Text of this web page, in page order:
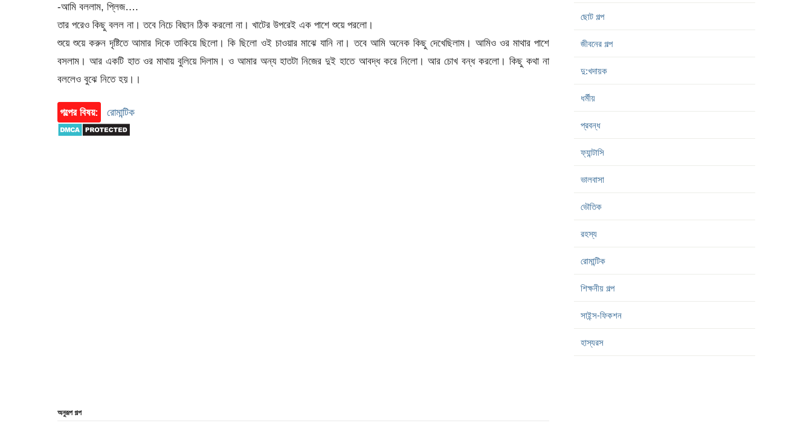
-আমি বললাম, প্লিজ….
তার পরেও কিছু বলল না। তবে নিচে বিছান ঠিক করলো না। খাটের উপরেই এক পাশে শুয়ে পরলো।
শুয়ে শুয়ে করুন দৃষ্টিতে আমার দিকে তাকিয়ে ছিলো। কি ছিলো ওই চাওয়ার মাঝে যানি না। তবে আমি অনেক কিছু দেখেছিলাম। আমিও ওর মাথার পাশে
বসলাম। আর একটি হাত ওর মাথায় বুলিয়ে দিলাম। ও আমার অন্য হাতটা নিজের দুই হাতে আবদ্ধ করে নিলো। আর চোখ বন্ধ করলো। কিছু কথা না
বললেও বুঝে নিতে হয়।।
গল্পের বিষয়: রোমান্টিক
অনুরূপ গল্প
ছোট গল্প
জীবনের গল্প
দু:খদায়ক
ধর্মীয়
প্রবন্ধ
ফ্যান্টাসি
ভালবাসা
ভৌতিক
রহস্য
রোমান্টিক
শিক্ষনীয় গল্প
সাইন্স-ফিকশন
হাস্যরস